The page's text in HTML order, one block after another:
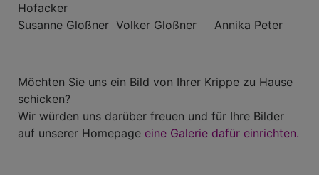
Hofacker
Susanne Gloßner Volker Gloßner Annika Peter
Möchten Sie uns ein Bild von Ihrer Krippe zu Hause
schicken?
Wir würden uns darüber freuen und für Ihre Bilder
auf unserer Homepage eine Galerie dafür einrichten.